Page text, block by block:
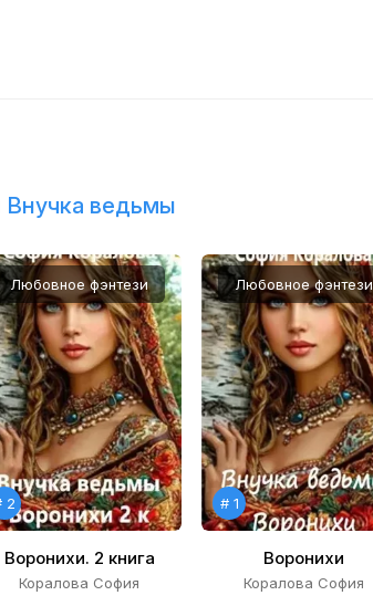
Внучка ведьмы
Любовное фэнтези
2
Воронихи. 2 книга
Коралова София
Любовное фэнтези
# 1
Воронихи
Коралова София